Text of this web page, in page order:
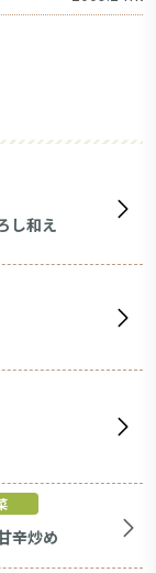
し和え
辛炒め